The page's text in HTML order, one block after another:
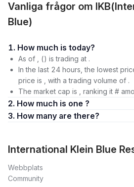
Vanliga frågor om
Blue)
1. How much is today?
As of , () is trading at .
In the last 24 hours, the lowest
price is , with a trading volume of .
The market cap is , ranking it #
2. How much is one ?
3. How many are there?
International Klein Blue
Webbplats
Community